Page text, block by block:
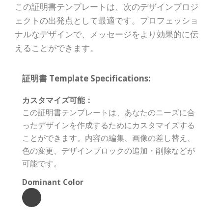
この証明書テンプレートは、次のデザインプロジ
ェクトの出発点として最適です。プロフェッショ
ナルなデザインで、メッセージをより効果的に伝
えることができます。
証明書 Template Specifications:
カスタマイズ可能：
この証明書テンプレートは、あなたのニーズに合
ったデザインを作成するためにカスタマイズする
ことができます。内容の編集、画像の差し替え、
色の変更、デザインブロックの追加・削除などが
可能です。
Dominant Color